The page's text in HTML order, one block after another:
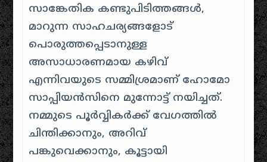
സാങ്കേതിക കണ്ടുപിടിത്തങ്ങൾ,
മാറുന്ന സാഹചര്യങ്ങളോട്
പൊരുത്തപ്പെടാനുള്ള
അസാധാരണമായ കഴിവ്
എന്നിവയുടെ സമ്മിശ്രമാണ് ഹോമോ
സാപ്പിയൻസിനെ മുന്നോട്ട് നയിച്ചത്.
നമ്മുടെ പൂർവ്വികർക്ക് വേഗത്തിൽ
ചിന്തിക്കാനും, അറിവ്
പങ്കുവെക്കാനും, കൂട്ടായി